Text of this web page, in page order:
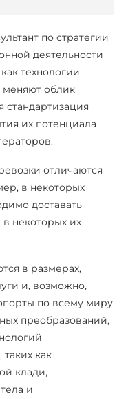
по стратегии
деятельности
технологии
меняют облик
стандартизация
их потенциала
отличаются
в некоторых
доставать
некоторых их
в размерах,
и, возможно,
по всему миру
преобразований,
как
клади,
и